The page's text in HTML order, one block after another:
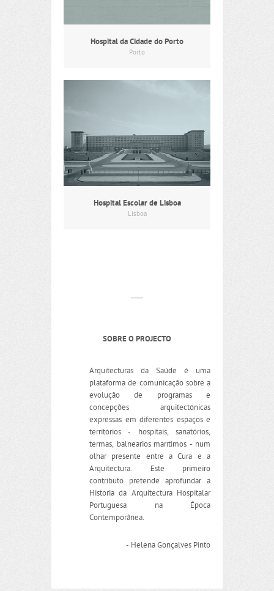
Hospital da Cidade do Porto
Porto
Hospital Escolar de Lisboa
Lisboa
SOBRE O PROJECTO
Arquitecturas da Saúde é uma
plataforma de comunicação sobre a
evolução de programas e
concepções arquitectónicas
expressas em diferentes espaços e
territórios - hospitais, sanatórios,
termas, balneários marítimos - num
olhar presente entre a Cura e a
Arquitectura. Este primeiro
contributo pretende aprofundar a
História da Arquitectura Hospitalar
Portuguesa na Época
Contemporânea.
- Helena Gonçalves Pinto